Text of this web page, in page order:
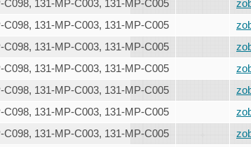
C098, 131-MP-C003, 131-MP-C005
C098, 131-MP-C003, 131-MP-C005
C098, 131-MP-C003, 131-MP-C005
C098, 131-MP-C003, 131-MP-C005
C098, 131-MP-C003, 131-MP-C005
C098, 131-MP-C003, 131-MP-C005
C098, 131-MP-C003, 131-MP-C005